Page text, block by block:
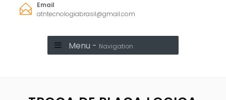
Email
atntecnologiabrasil@gmail.com
Menu - Navigation